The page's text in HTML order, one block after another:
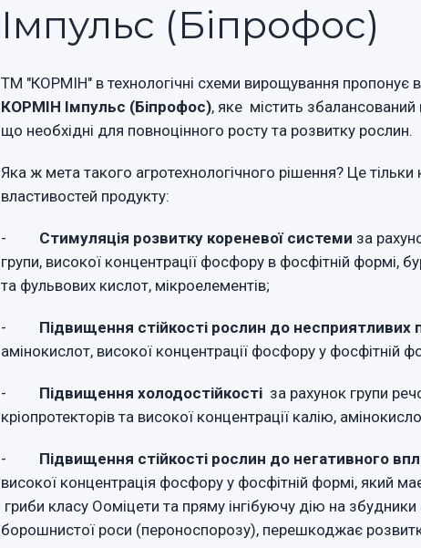
Імпульс (Біпрофос)
ТМ "КОРМІН" в технологічні схеми вирощування
КОРМІН Імпульс (Біпрофос), яке містить збалансований
що необхідні для повноцінного росту та розвитку рослин.
Яка ж мета такого агротехнологічного рішення? Це
властивостей продукту:
- Стимуляція розвитку кореневої системи за
групи, високої концентрації фосфору в фосфітній формі,
та фульвових кислот, мікроелементів;
- Підвищення стійкості рослин до несприятливих
амінокислот, високої концентрації фосфору у фосфітній
- Підвищення холодостійкості за рахунок групи
кріопротекторів та високої концентрації калію,
- Підвищення стійкості рослин до негативного
високої концентрація фосфору у фосфітній формі, який
гриби класу Ооміцети та пряму інгібуючу дію на
борошнистої роси (пероноспорозу), перешкоджає